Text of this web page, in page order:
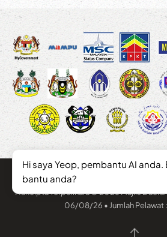
Hakcipta Terpelihara © 2026 Majlis Daerah
06/08/26 • Jumlah Pelawat
Hi saya Yeop, pembantu AI anda.
bantu anda?